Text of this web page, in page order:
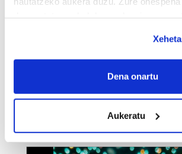
If you allow, we would also like to:
Collect information about your
meters
Identify your device by actively
specific characteristics
Find out more about how your personal
Dena onartu
Aukeratu